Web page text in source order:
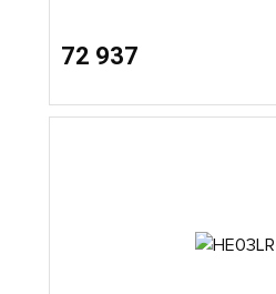
72 937